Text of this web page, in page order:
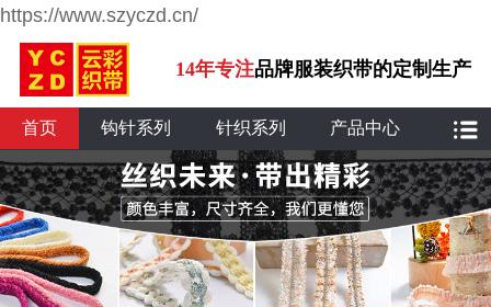
https://www.szyczd.cn/
14年专注品牌服装织带的定制生产
首页 钩针系列 针织系列 产品中心